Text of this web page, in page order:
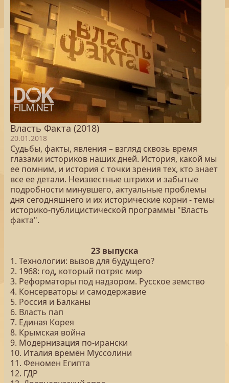
Власть Факта (2018)
20.01.2018
Судьбы, факты, явления – взгляд сквозь время
глазами историков наших дней. История, какой мы
ее помним, и история с точки зрения тех, кто знает
все ее детали. Неизвестные штрихи и забытые
подробности минувшего, актуальные проблемы
дня сегодняшнего и их исторические корни - темы
историко-публицистической программы "Власть
факта".
23 выпуска
1. Технологии: вызов для будущего?
2. 1968: год, который потряс мир
3. Реформаторы под надзором. Русское земство
4. Консерваторы и самодержавие
5. Россия и Балканы
6. Власть пап
7. Единая Корея
8. Крымская война
9. Модернизация по-ирански
10. Италия времён Муссолини
11. Феномен Египта
12. ГДР